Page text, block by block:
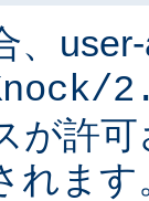
、
が許
れます